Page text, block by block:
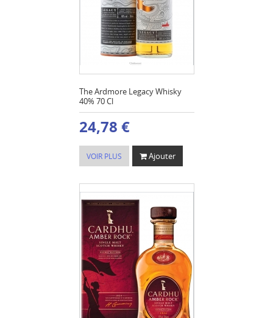
The Ardmore Legacy Whisky
40% 70 Cl
24,78 €
VOIR PLUS Ajouter